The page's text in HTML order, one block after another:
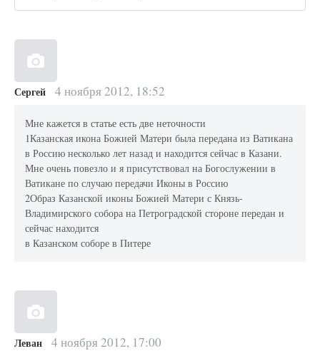
Сергей 4 ноября 2012, 18:52
Мне кажется в статье есть две неточности
1Казанская икона Божией Матери была передана из Ватикана
в Россию несколько лет назад и находится сейчас в Казани.
Мне очень повезло и я присутствовал на Богослужении в
Ватикане по случаю передачи Иконы в Россию
2Образ Казанской иконы Божией Матери с Князь-
Владимирского собора на Петроградской стороне передан и
сейчас находится
в Казанском соборе в Питере
Леван 4 ноября 2012, 17:00